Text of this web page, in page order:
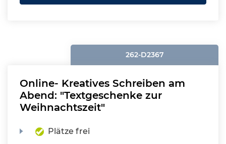
262-D2367
Online- Kreatives Schreiben am
Abend: "Textgeschenke zur
Weihnachtszeit"
Plätze frei